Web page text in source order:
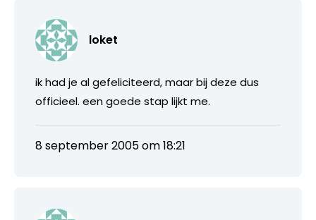
loket
ik had je al gefeliciteerd, maar bij deze dus
officieel. een goede stap lijkt me.
8 september 2005 om 18:21